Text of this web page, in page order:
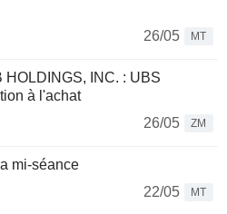
26/05
MT
INC. : UBS
à l'achat
26/05
ZM
mi-séance
22/05
MT